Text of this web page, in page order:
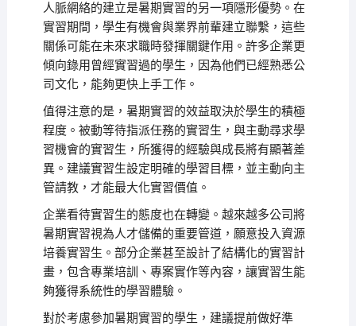
人脈網絡的建立是暑期實習的另一項隱形優勢。在
實習期間，學生有機會與業界前輩建立聯繫，這些
關係可能在未來求職時發揮關鍵作用。許多企業更
傾向錄用曾經實習過的學生，因為他們已經熟悉公
司文化，能夠更快上手工作。
值得注意的是，暑期實習的效益取決於學生的積極
程度。被動等待指派任務的實習生，與主動尋求學
習機會的實習生，所獲得的經驗與成長將有顯著差
異。建議實習生設定明確的學習目標，並主動向主
管請教，才能最大化實習價值。
企業看待實習生的態度也在轉變。越來越多公司將
暑期實習視為人才儲備的重要管道，願意投入資源
培養實習生。部分企業甚至設計了結構化的實習計
畫，包含專業培訓、專案實作等內容，讓實習生能
夠獲得系統性的學習體驗。
對於考慮參加暑期實習的學生，建議提前做好準